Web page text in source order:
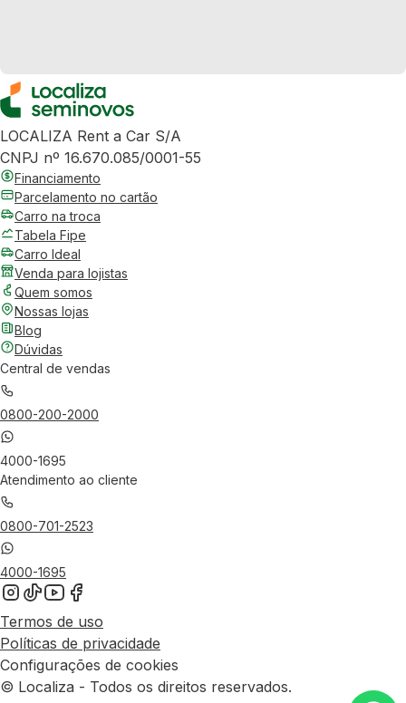
LOCALIZA Rent a Car S/A
CNPJ nº 16.670.085/0001-55
Financiamento
Parcelamento no cartão
Carro na troca
Tabela Fipe
Carro Ideal
Venda para lojistas
Quem somos
Nossas lojas
Blog
Dúvidas
Central de vendas
0800-200-2000
4000-1695
Atendimento ao cliente
0800-701-2523
4000-1695
Termos de uso
Políticas de privacidade
Configurações de cookies
© Localiza - Todos os direitos reservados.